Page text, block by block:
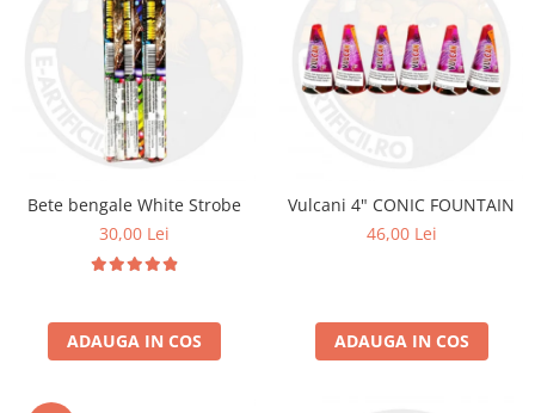
Bete bengale White Strobe
30,00 Lei
ADAUGA IN COS
Vulcani 4" CONIC FOUNTAIN
46,00 Lei
ADAUGA IN COS